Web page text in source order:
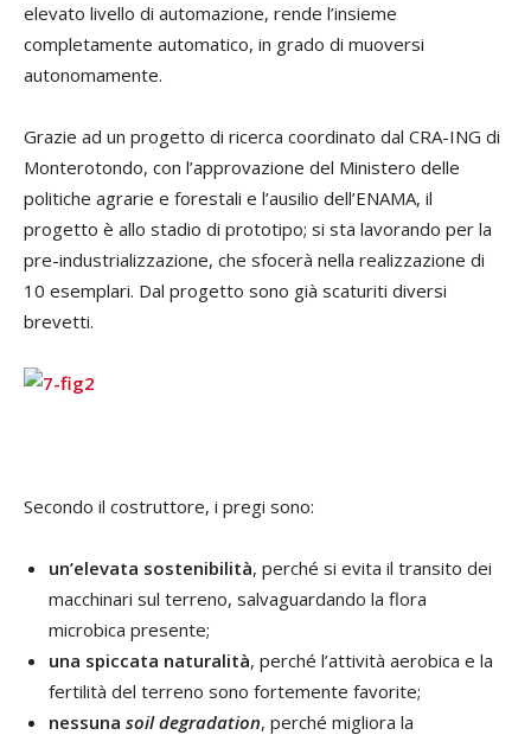
elevato livello di automazione, rende l’insieme
completamente automatico, in grado di muoversi
autonomamente.
Grazie ad un progetto di ricerca coordinato dal CRA-ING di
Monterotondo, con l’approvazione del Ministero delle
politiche agrarie e forestali e l’ausilio dell’ENAMA, il
progetto è allo stadio di prototipo; si sta lavorando per la
pre-industrializzazione, che sfocerà nella realizzazione di
10 esemplari. Dal progetto sono già scaturiti diversi
brevetti.
Secondo il costruttore, i pregi sono:
un’elevata sostenibilità, perché si evita il transito dei
macchinari sul terreno, salvaguardando la flora
microbica presente;
una spiccata naturalità, perché l’attività aerobica e la
fertilità del terreno sono fortemente favorite;
nessuna soil degradation, perché migliora la